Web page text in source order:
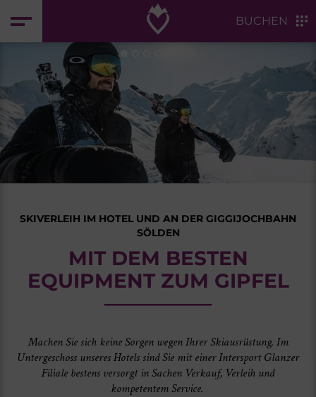
BUCHEN
Control + Option
Control + Option
Control + Option
Control + Option
Control + Option
SKIVERLEIH IM HOTEL UND AN DER GIGGIJOCHBAHN
SÖLDEN
MIT DEM BESTEN
EQUIPMENT ZUM GIPFEL
Machen Sie sich keine Sorgen wegen Ihrer Skiausrüstung. Im
Untergeschoss unseres Hotels sind Sie mit einer Intersport Glanzer
Filiale bestens versorgt in Sachen Verkauf, Verleih und
kompetentem Service.